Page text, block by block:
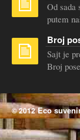
Od sada
putem
Broj
Sajt je
Broj
© 2012Eco